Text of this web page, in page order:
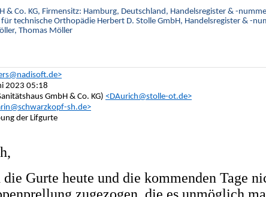
& Co. KG, Firmensitz: Hamburg, Deutschland, Handelsregister & -
technische Orthopädie Herbert D. Stolle GmbH, Handelsregister & -
Thomas Möller
2023 05:18
GmbH & Co. KG) <DAurich@stolle-ot.de>
sh.de>
der Lifgurte
Gurte heute und die kommenden Tage